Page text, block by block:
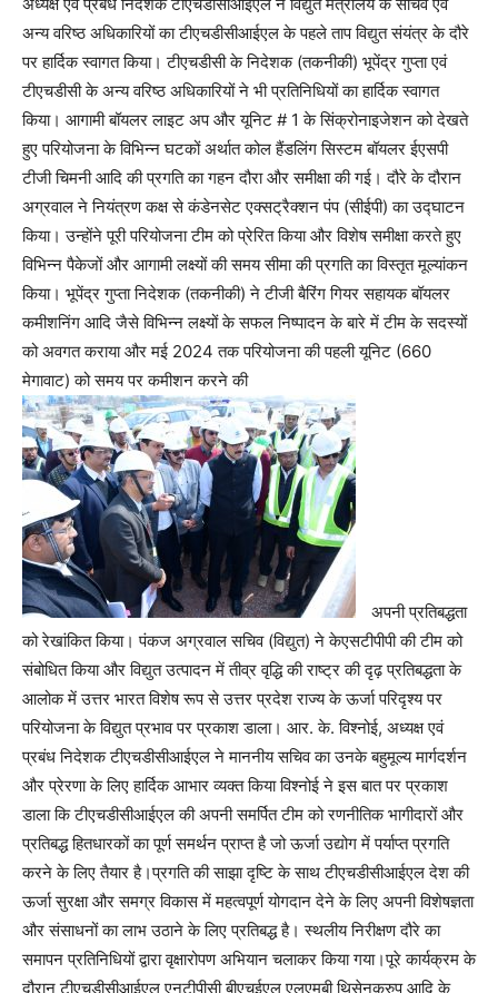
अध्यक्ष एवं प्रबंध निदेशक टीएचडीसीआईएल ने विद्युत मंत्रालय के सचिव एवं
अन्य वरिष्ठ अधिकारियों का टीएचडीसीआईएल के पहले ताप विद्युत संयंत्र के दौरे
पर हार्दिक स्वागत किया। टीएचडीसी के निदेशक (तकनीकी) भूपेंद्र गुप्ता एवं
टीएचडीसी के अन्य वरिष्ठ अधिकारियों ने भी प्रतिनिधियों का हार्दिक स्वागत
किया। आगामी बॉयलर लाइट अप और यूनिट # 1 के सिंक्रोनाइजेशन को देखते
हुए परियोजना के विभिन्न घटकों अर्थात कोल हैंडलिंग सिस्टम बॉयलर ईएसपी
टीजी चिमनी आदि की प्रगति का गहन दौरा और समीक्षा की गई। दौरे के दौरान
अग्रवाल ने नियंत्रण कक्ष से कंडेनसेट एक्सट्रैक्शन पंप (सीईपी) का उद्घाटन
किया। उन्होंने पूरी परियोजना टीम को प्रेरित किया और विशेष समीक्षा करते हुए
विभिन्न पैकेजों और आगामी लक्ष्यों की समय सीमा की प्रगति का विस्तृत मूल्यांकन
किया। भूपेंद्र गुप्ता निदेशक (तकनीकी) ने टीजी बैरिंग गियर सहायक बॉयलर
कमीशनिंग आदि जैसे विभिन्न लक्ष्यों के सफल निष्पादन के बारे में टीम के सदस्यों
को अवगत कराया और मई 2024 तक परियोजना की पहली यूनिट (660
मेगावाट) को समय पर कमीशन करने की
अपनी प्रतिबद्धता
को रेखांकित किया। पंकज अग्रवाल सचिव (विद्युत) ने केएसटीपीपी की टीम को
संबोधित किया और विद्युत उत्पादन में तीव्र वृद्धि की राष्ट्र की दृढ़ प्रतिबद्धता के
आलोक में उत्तर भारत विशेष रूप से उत्तर प्रदेश राज्य के ऊर्जा परिदृश्य पर
परियोजना के विद्युत प्रभाव पर प्रकाश डाला। आर. के. विश्नोई, अध्यक्ष एवं
प्रबंध निदेशक टीएचडीसीआईएल ने माननीय सचिव का उनके बहुमूल्य मार्गदर्शन
और प्रेरणा के लिए हार्दिक आभार व्यक्त किया विश्नोई ने इस बात पर प्रकाश
डाला कि टीएचडीसीआईएल की अपनी समर्पित टीम को रणनीतिक भागीदारों और
प्रतिबद्ध हितधारकों का पूर्ण समर्थन प्राप्त है जो ऊर्जा उद्योग में पर्याप्त प्रगति
करने के लिए तैयार है।प्रगति की साझा दृष्टि के साथ टीएचडीसीआईएल देश की
ऊर्जा सुरक्षा और समग्र विकास में महत्वपूर्ण योगदान देने के लिए अपनी विशेषज्ञता
और संसाधनों का लाभ उठाने के लिए प्रतिबद्ध है। स्थलीय निरीक्षण दौरे का
समापन प्रतिनिधियों द्वारा वृक्षारोपण अभियान चलाकर किया गया।पूरे कार्यक्रम के
दौरान टीएचडीसीआईएल एनटीपीसी बीएचईएल एलएमबी थिसेनक्रुप आदि के